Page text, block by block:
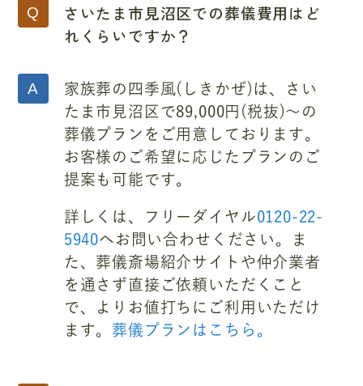
さいたま市見沼区での葬儀費用はど
れくらいですか？
家族葬の四季風(しきかぜ)は、さい
たま市見沼区で89,000円(税抜)～の
葬儀プランをご用意しております。
お客様のご希望に応じたプランのご
提案も可能です。
詳しくは、フリーダイヤル0120-22-
5940へお問い合わせください。ま
た、葬儀斎場紹介サイトや仲介業者
を通さず直接ご依頼いただくこと
で、よりお値打ちにご利用いただけ
ます。 葬儀プランはこちら。